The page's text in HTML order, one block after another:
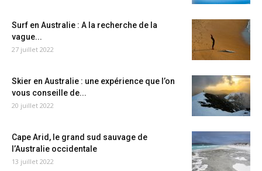
Surf en Australie : A la recherche de la
vague...
27 juillet 2022
Skier en Australie : une expérience que l’on
vous conseille de...
20 juillet 2022
Cape Arid, le grand sud sauvage de
l’Australie occidentale
13 juillet 2022